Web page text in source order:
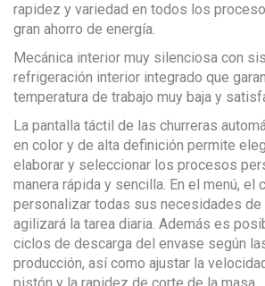
rapidez y variedad en todos los
gran ahorro de energía.
Mecánica interior muy silenciosa con
refrigeración interior integrado que
temperatura de trabajo muy baja y
La pantalla táctil de las churreras
en color y de alta definición permite
elaborar y seleccionar los procesos
manera rápida y sencilla. En el menú, el
personalizar todas sus necesidades de
agilizará la tarea diaria. Además es
ciclos de descarga del envase según
producción, así como ajustar la